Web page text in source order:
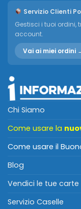
Servizio Clienti
Gestisci i tuoi ordini,
account.
Vai ai miei ordini
Chi Siamo
Come usare la
Come usare il
Blog
Vendici le tue carte
Servizio Caselle